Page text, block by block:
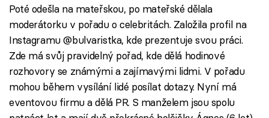
Sledujte nás
Poté odešla na mateřskou, po mateřské dělala
moderátorku v pořadu o celebritách. Založila profil na
Instagramu @bulvaristka, kde prezentuje svou práci.
Zde má svůj pravidelný pořad, kde dělá hodinové
rozhovory se známými a zajímavými lidmi. V pořadu
mohou během vysílání lidé posílat dotazy. Nyní má
eventovou firmu a dělá PR. S manželem jsou spolu